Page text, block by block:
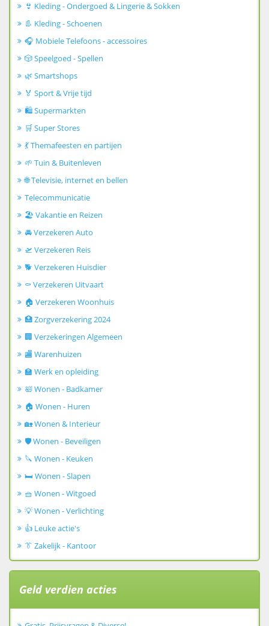
👙 Kleding - Ondergoed & Lingerie & Sokken
👢 Kleding - Schoenen
🎧 Mobiele Telefoons - accessoires
🎲 Speelgoed - Spellen
🌿 Smartshops
🏅 Sport & Vrije tijd
🛍️ Supermarkten
🛒 Super Stores
💃 Themafeesten en partijen
🌱 Tuin & Buitenleven
🌐 Televisie, internet en bellen
Telecommunicatie
🏖️ Vakantie en Reizen
🚘 Verzekeren Auto
🛫 Verzekeren Reis
🐕 Verzekeren Huisdier
⚰️ Verzekeren Uitvaart
🏠 Verzekeren Woonhuis
🏥 Zorgverzekering 2024
🏢 Verzekeringen Algemeen
🏬 Warenhuizen
🏫 Werk en opleiding
🛀 Wonen - Badkamer
🏠 Wonen - Huren
🏡 Wonen & Interieur
🛡️ Wonen - Beveiligen
🔪 Wonen - Keuken
🛏️ Wonen - Slapen
🧺 Wonen - Witgoed
💡 Wonen - Verlichting
👍 Leuke actie's
👔 Zakelijk - Kantoor
Geld verdien acties